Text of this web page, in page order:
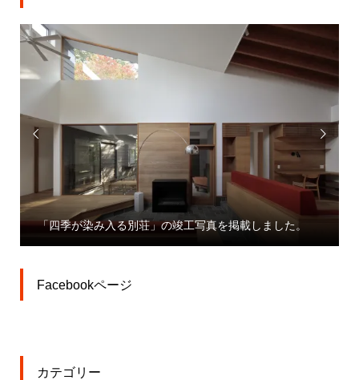

「四季が染み入る別荘」の竣工写真を掲載しました。

Facebookページ
カテゴリー